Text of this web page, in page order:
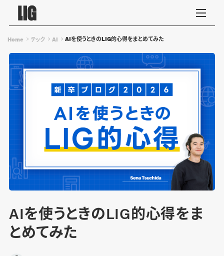
Home テック AI AIを使うときのLIG的心得をまとめてみた
AIを使うときのLIG的心得をま
とめてみた